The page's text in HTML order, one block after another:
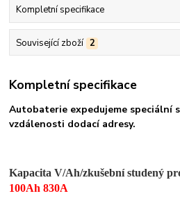
Kompletní specifikace
Související zboží 2
Kompletní specifikace
Autobaterie expedujeme speciální
vzdálenosti dodací adresy.
Kapacita V/Ah/zkušební studený
100Ah 830A